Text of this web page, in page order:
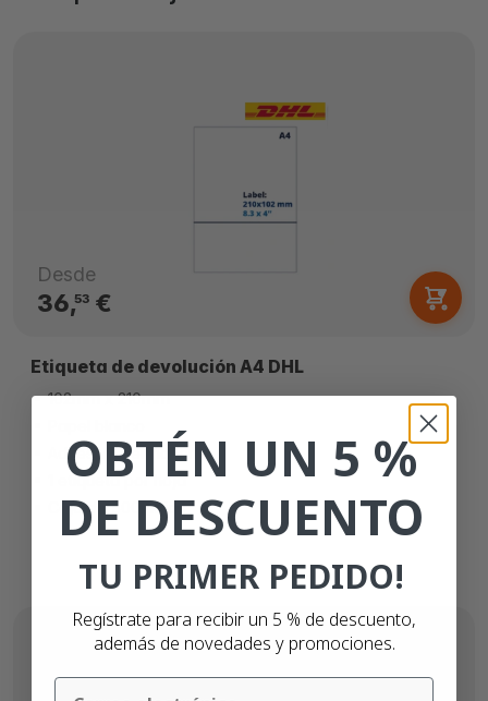
Desde
36,53€
Etiqueta de devolución A4 DHL
102mm x 210mm
Adhesivo permanente
1 etiqueta por hoja
Caja de 500 hojas
OBTÉN UN 5 %
DE DESCUENTO
TU PRIMER PEDIDO!
Regístrate para recibir un 5 % de descuento,
además de novedades y promociones.
Email